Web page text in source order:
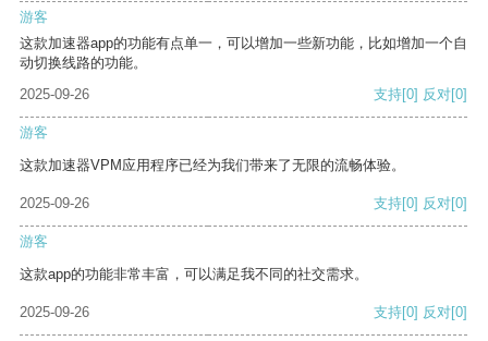
游客
这款加速器app的功能有点单一，可以增加一些新功能，比如增加一个自
动切换线路的功能。
2025-09-26
支持[0] 反对[0]
游客
这款加速器VPM应用程序已经为我们带来了无限的流畅体验。
2025-09-26 支持[0] 反对[0]
游客
这款app的功能非常丰富，可以满足我不同的社交需求。
2025-09-26 支持[0] 反对[0]